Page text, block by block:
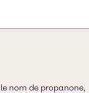
nom de propanone,